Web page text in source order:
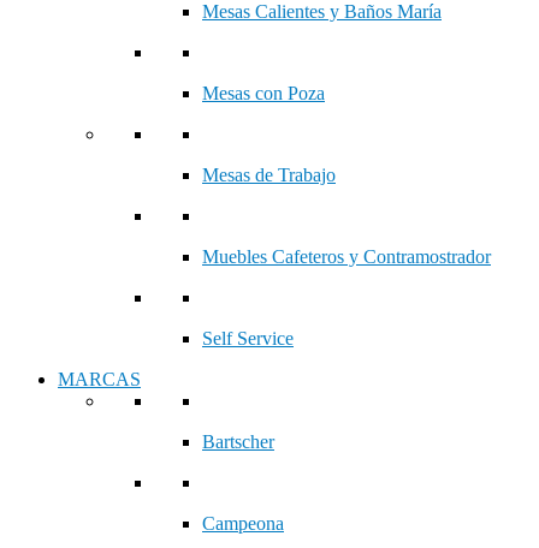
Mesas Calientes y Baños María
Mesas con Poza
Mesas de Trabajo
Muebles Cafeteros y Contramostrador
Self Service
MARCAS
Bartscher
Campeona